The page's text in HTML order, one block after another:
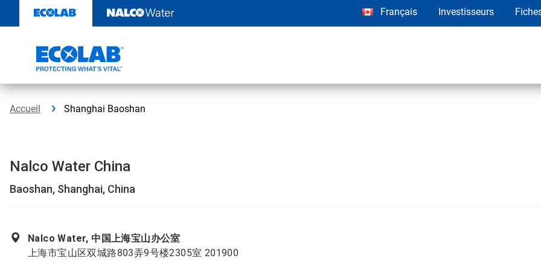
contenu​​​​​​​
Français Investisseurs
Accueil Shanghai Baoshan
Nalco Water China
Baoshan, Shanghai, China
Nalco Water, 中国上海宝山办公室
上海市宝山区双城路803弄9号楼2305室 201900